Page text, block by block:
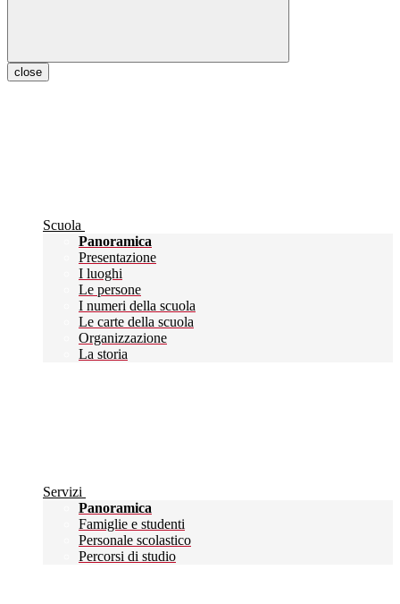
close
Scuola
Panoramica
Presentazione
I luoghi
Le persone
I numeri della scuola
Le carte della scuola
Organizzazione
La storia
Servizi
Panoramica
Famiglie e studenti
Personale scolastico
Percorsi di studio